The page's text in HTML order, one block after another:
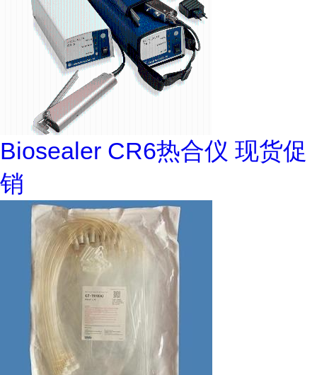
Biosealer CR6热合仪 现货促
销